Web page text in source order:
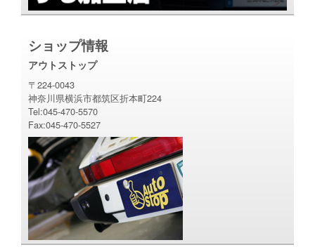
ショップ情報
アウトストップ
〒224-0043
神奈川県横浜市都筑区折本町224
Tel:045-470-5570
Fax:045-470-5527